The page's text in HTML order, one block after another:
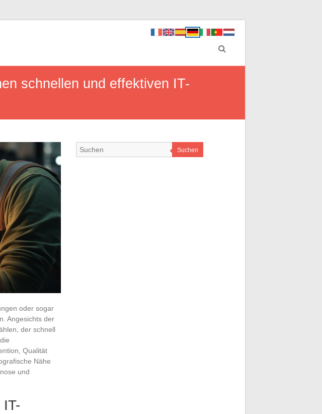
schnellen und effektiven IT-
oder sogar
Angesichts der
der schnell
Qualität
Nähe
und
Suchen